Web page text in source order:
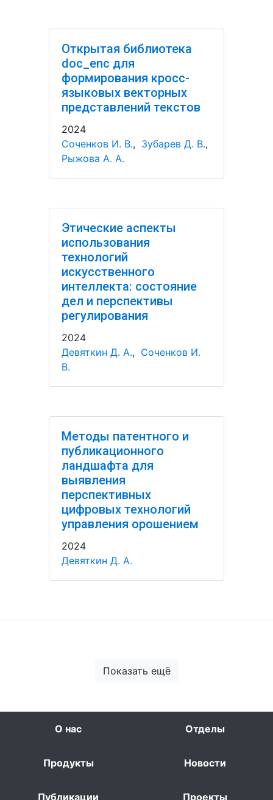
Открытая библиотека
doc_enc для
формирования кросс-
языковых векторных
представлений текстов
2024
Соченков И. В., Зубарев Д. В.,
Рыжова А. А.
Этические аспекты
использования
технологий
искусственного
интеллекта: состояние
дел и перспективы
регулирования
2024
Девяткин Д. А., Соченков И.
В.
Методы патентного и
публикационного
ландшафта для
выявления
перспективных
цифровых технологий
управления орошением
2024
Девяткин Д. А.
Показать ещё
О нас Отделы
Продукты Новости
Публикации Проекты